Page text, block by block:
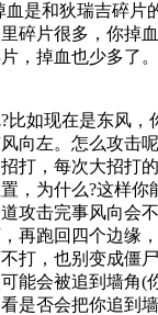
血是和狄瑞吉碎片
碎片很多，你掉
，掉血也少多了
比如现在是东风，
向左。怎么攻击
打，每次大招打
，为什么?这样你
攻击完事风向会
再跑回四个边缘
打，也别变成僵
能会被追到墙角(
是否会把你追到